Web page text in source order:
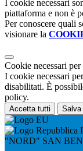
I cookie necessari
piattaforma e non è
Per conoscere quali
visionare la
Cookie necessari
I cookie necessari
disabilitati. È
policy.
Accetta tutti Salva
"NORD" SAN